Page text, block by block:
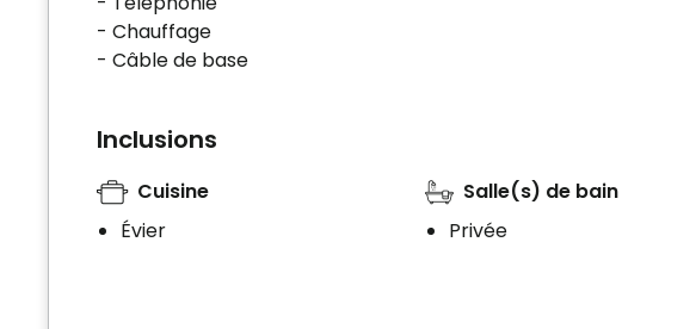
- Chauffage
- Câble de base
Inclusions
Cuisine
Évier
Salle(s) de bain
Privée